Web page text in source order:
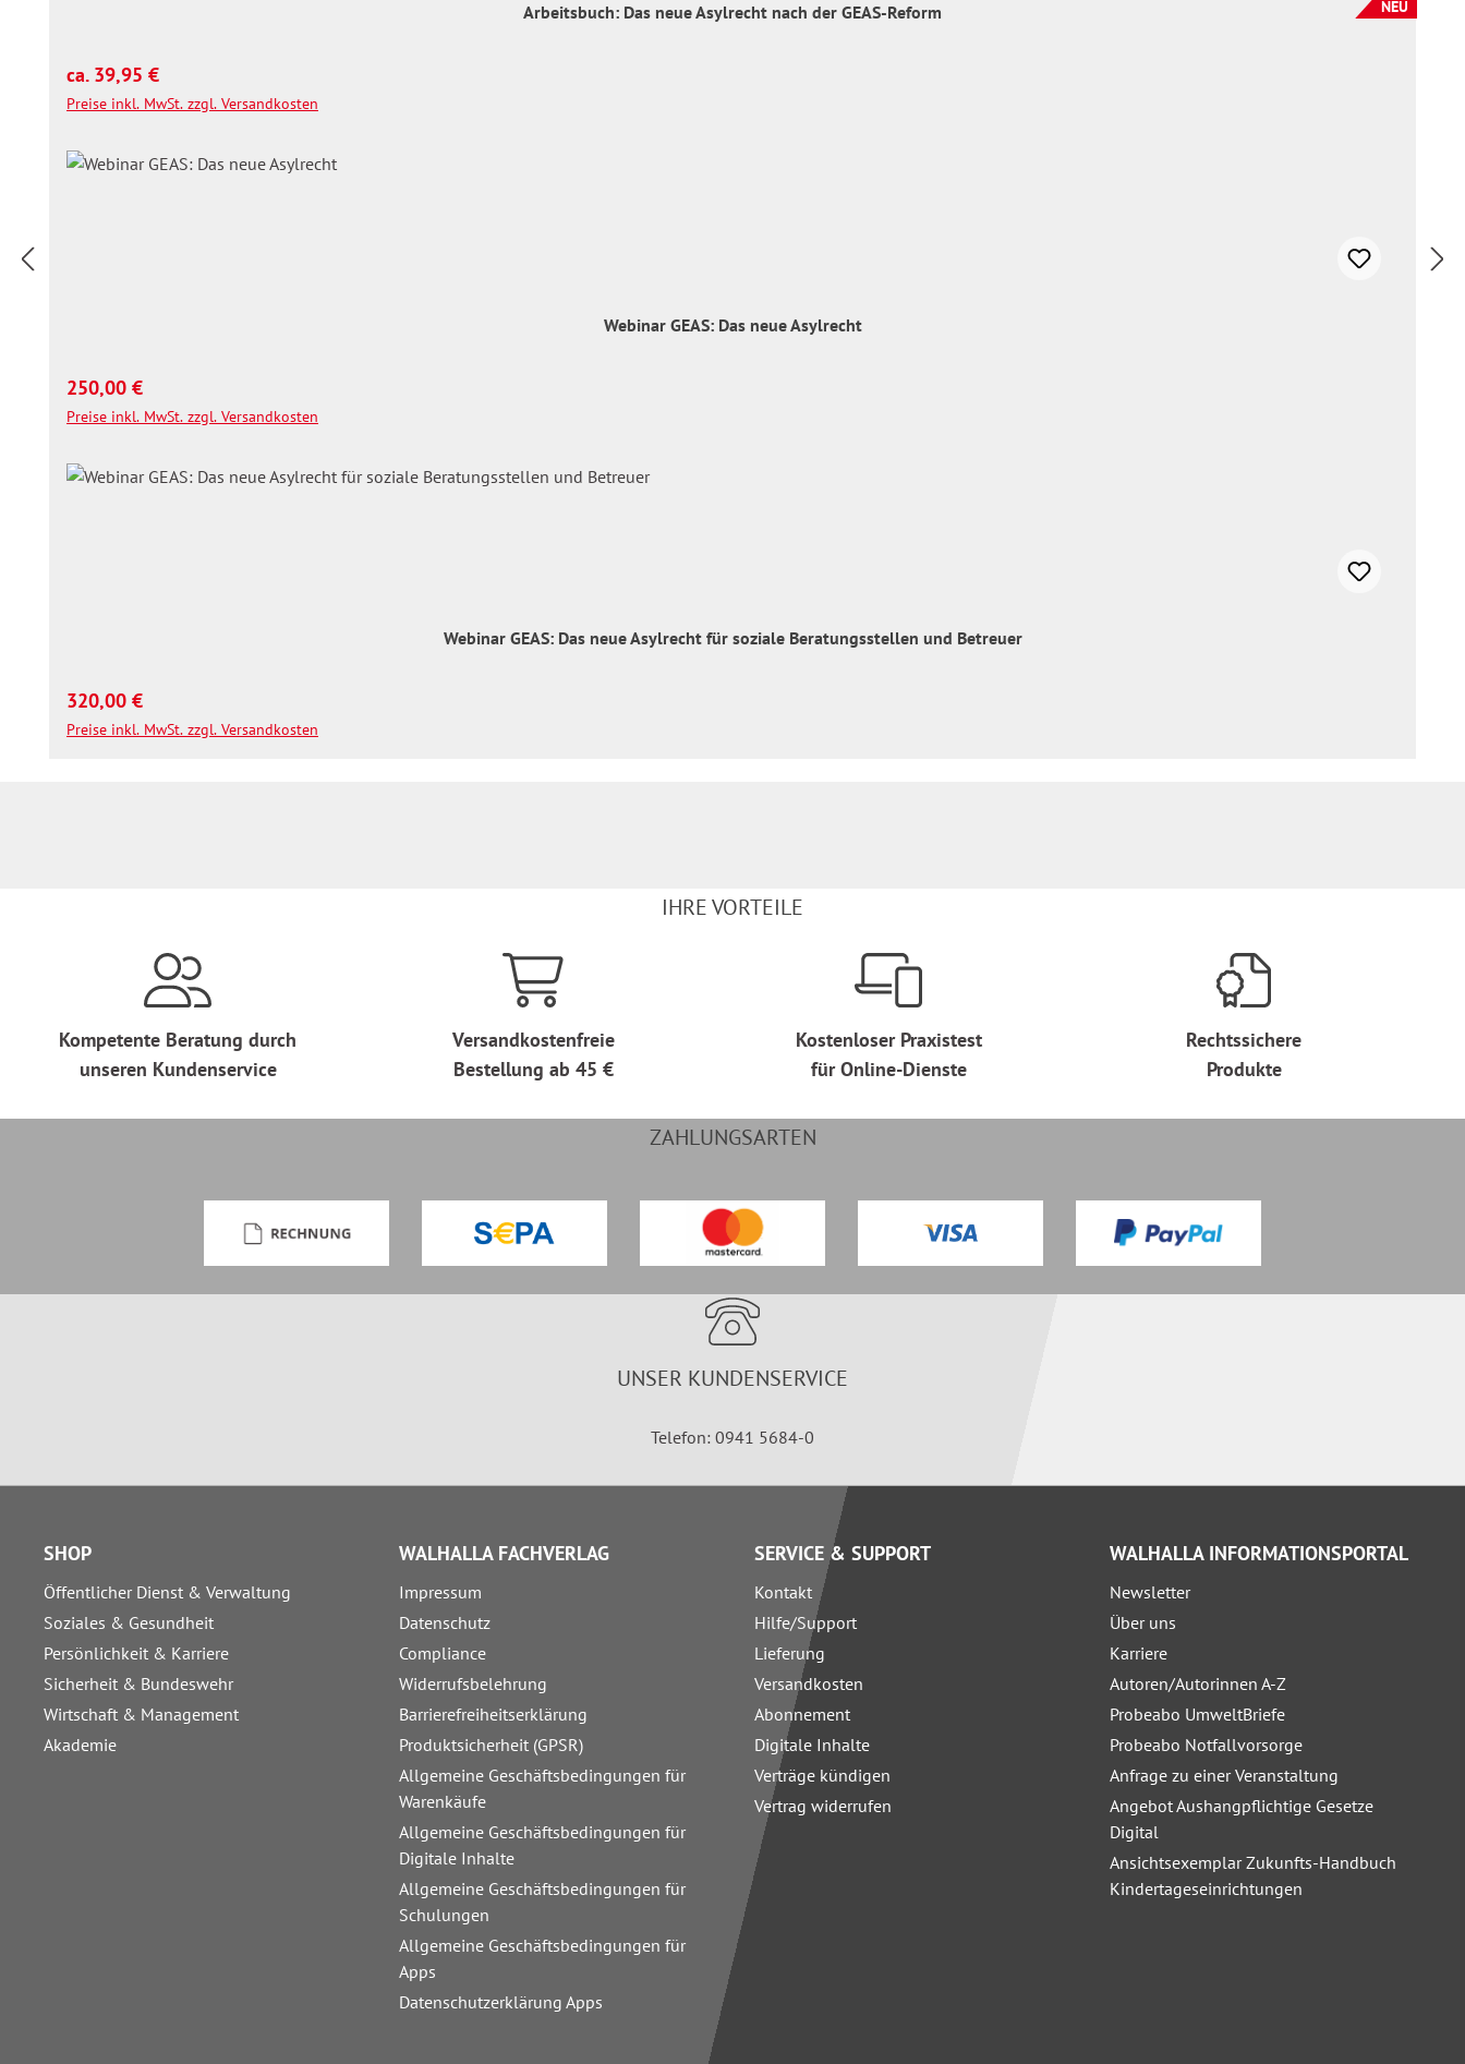
NEU
Arbeitsbuch: Das neue Asylrecht nach der GEAS-Reform
Regulärer Preis:
ca. 39,95 €
Preise inkl. MwSt. zzgl. Versandkosten
Webinar GEAS: Das neue Asylrecht
Regulärer Preis:
250,00 €
Preise inkl. MwSt. zzgl. Versandkosten
Webinar GEAS: Das neue Asylrecht für soziale Beratungsstellen und Betreuer
Regulärer Preis:
320,00 €
Preise inkl. MwSt. zzgl. Versandkosten
IHRE VORTEILE
Kompetente Beratung durch
unseren Kundenservice
Versandkostenfreie
Bestellung ab 45 €
Kostenloser Praxistest
für Online-Dienste
Rechtssichere
Produkte
ZAHLUNGSARTEN
UNSER KUNDENSERVICE
Telefon: 0941 5684-0
SHOP
Öffentlicher Dienst & Verwaltung
Soziales & Gesundheit
Persönlichkeit & Karriere
Sicherheit & Bundeswehr
Wirtschaft & Management
Akademie
WALHALLA FACHVERLAG
Impressum
Datenschutz
Compliance
Widerrufsbelehrung
Barrierefreiheitserklärung
Produktsicherheit (GPSR)
Allgemeine Geschäftsbedingungen für
Warenkäufe
Allgemeine Geschäftsbedingungen für
Digitale Inhalte
Allgemeine Geschäftsbedingungen für
Schulungen
Allgemeine Geschäftsbedingungen für
Apps
Datenschutzerklärung Apps
SERVICE & SUPPORT
Kontakt
Hilfe/Support
Lieferung
Versandkosten
Abonnement
Digitale Inhalte
Verträge kündigen
Vertrag widerrufen
WALHALLA INFORMATIONSPORTAL
Newsletter
Über uns
Karriere
Autoren/Autorinnen A-Z
Probeabo UmweltBriefe
Probeabo Notfallvorsorge
Anfrage zu einer Veranstaltung
Angebot Aushangpflichtige Gesetze
Digital
Ansichtsexemplar Zukunfts-Handbuch
Kindertageseinrichtungen